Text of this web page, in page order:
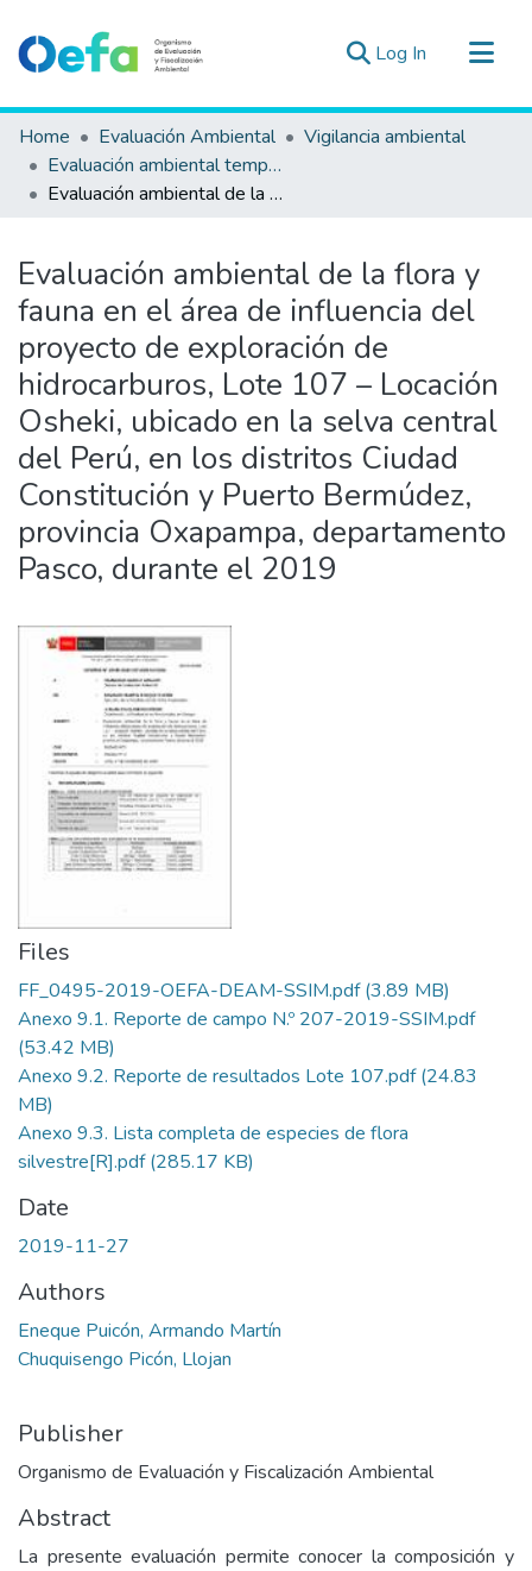
Log In (current)
Communities & Collections
All of DSpace
Statistics
Guias ▾
Home Evaluación Ambiental
Vigilancia ambiental
Evaluación ambiental temprana
Evaluación ambiental de la flora y fauna en el área de influencia del proyecto de exploración de hidrocarburos, Lote 107 – Locación Osheki, ubicado en la selva central del Perú, en los distritos Ciudad Constitución y Puerto Bermúdez, provincia Oxapampa, departamento Pasco, durante el 2019
Evaluación ambiental de la flora y
fauna en el área de influencia del
proyecto de exploración de
hidrocarburos, Lote 107 – Locación
Osheki, ubicado en la selva central
del Perú, en los distritos Ciudad
Constitución y Puerto Bermúdez,
provincia Oxapampa, departamento
Pasco, durante el 2019
Files
FF_0495-2019-OEFA-DEAM-SSIM.pdf(3.89 MB)
Anexo 9.1. Reporte de campo N.º 207-2019-SSIM.pdf
(53.42 MB)
Anexo 9.2. Reporte de resultados Lote 107.pdf(24.83
MB)
Anexo 9.3. Lista completa de especies de flora
silvestre[R].pdf(285.17 KB)
Date
2019-11-27
Authors
Eneque Puicón, Armando Martín
Chuquisengo Picón, Llojan
Publisher
Organismo de Evaluación y Fiscalización Ambiental
Abstract
La presente evaluación permite conocer la composición y